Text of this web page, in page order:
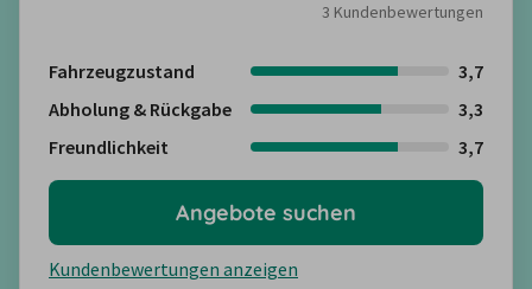
3 Kundenbewertungen
Fahrzeugzustand
3,7
Abholung & Rückgabe
3,3
Freundlichkeit
3,7
Kundenbewertungen anzeigen
Angebote suchen